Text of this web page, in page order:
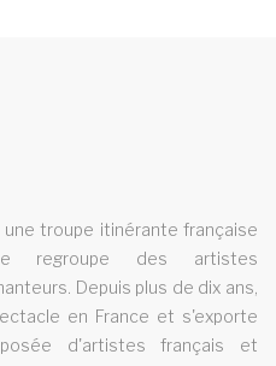
dans le departement des
propose un grand nombre
troupe itinérante française
regroupe des artistes
Depuis plus de dix ans,
en France et s'exporte
d'artistes français et